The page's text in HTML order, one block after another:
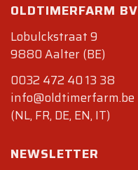
OLDTIMERFARM BV
Lobulckstraat 9
9880 Aalter (BE)
0032 472 40 13 38
info@oldtimerfarm.be
(NL, FR, DE, EN, IT)
NEWSLETTER